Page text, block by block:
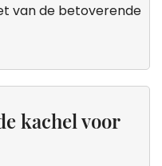
van de betoverende
kachel voor